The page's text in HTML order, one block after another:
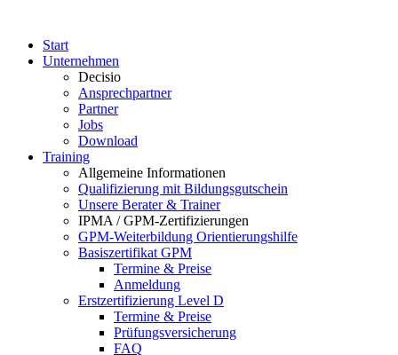
Start
Unternehmen
Decisio
Ansprechpartner
Partner
Jobs
Download
Training
Allgemeine Informationen
Qualifizierung mit Bildungsgutschein
Unsere Berater & Trainer
IPMA / GPM-Zertifizierungen
GPM-Weiterbildung Orientierungshilfe
Basiszertifikat GPM
Termine & Preise
Anmeldung
Erstzertifizierung Level D
Termine & Preise
Prüfungsversicherung
FAQ